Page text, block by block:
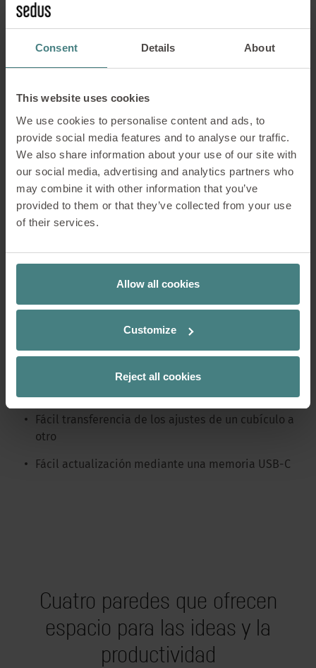
Consent Details About
This website uses cookies
We use cookies to personalise content and ads, to
provide social media features and to analyse our traffic.
We also share information about your use of our site with
our social media, advertising and analytics partners who
may combine it with other information that you’ve
provided to them or that they’ve collected from your use
of their services.
Allow all cookies
Customize
Reject all cookies
automáticamente
Indicación de la fecha y la hora (locales),
la calidad del aire, la intensidad de la
iluminación y la ventilación, así como del
valor de CO
(opcional)
Se pueden guardar ajustes preestablecidos
ventilación, tiempo de parada automática y
modo escaparate
Los ajustes optimizados de iluminación y
ventilación ahorran energía y reducen los costes
Fácil transferencia de los ajustes de un cubículo a
otro
Fácil actualización mediante una memoria USB-C
Cuatro paredes que ofrecen
espacio para las ideas y la
productividad